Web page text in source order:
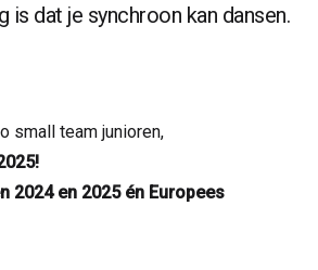
is dat je synchroon kan dansen.
small team junioren,
2024 en 2025 én Europees